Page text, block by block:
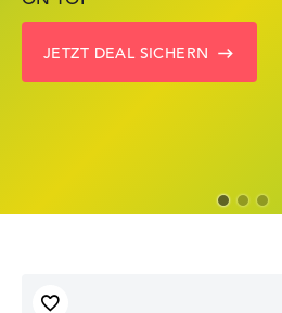
JETZT DEAL SICHERN
ZU DEN HP ANGEBOTEN